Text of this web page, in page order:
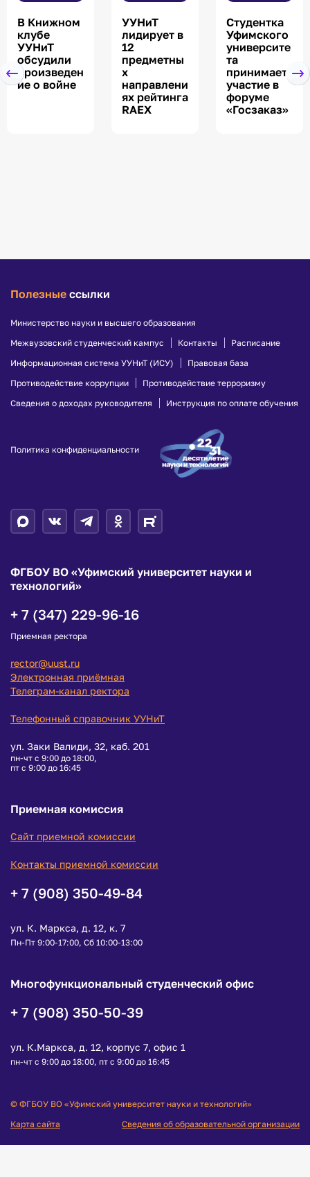
В Книжном
клубе
УУНиТ
обсудили
произведен
ие о войне
УУНиТ
лидирует в
12
предметны
х
направлени
ях рейтинга
RAEX
Студентка
Уфимского
университе
та
принимает
участие в
форуме
«Госзаказ»
Полезные ссылки
Министерство науки и высшего образования
Межвузовский студенческий кампус
Контакты
Расписание
Информационная система УУНиТ (ИСУ)
Правовая база
Противодействие коррупции
Противодействие терроризму
Сведения о доходах руководителя
Инструкция по оплате обучения
Политика конфиденциальности
ФГБОУ ВО «Уфимский университет науки и
технологий»
+ 7 (347) 229-96-16
Приемная ректора
rector@uust.ru
Электронная приёмная
Телеграм-канал ректора
Телефонный справочник УУНиТ
ул. Заки Валиди, 32, каб. 201
пн-чт с 9:00 до 18:00,
пт с 9:00 до 16:45
Приемная комиссия
Сайт приемной комиссии
Контакты приемной комиссии
+ 7 (908) 350-49-84
ул. К. Маркса, д. 12, к. 7
Пн-Пт 9:00-17:00, Сб 10:00-13:00
Многофункциональный студенческий офис
+ 7 (908) 350-50-39
ул. К.Маркса, д. 12, корпус 7, офис 1
пн-чт с 9:00 до 18:00, пт с 9:00 до 16:45
© ФГБОУ ВО «Уфимский университет науки и технологий»
Карта сайта
Сведения об образовательной организации